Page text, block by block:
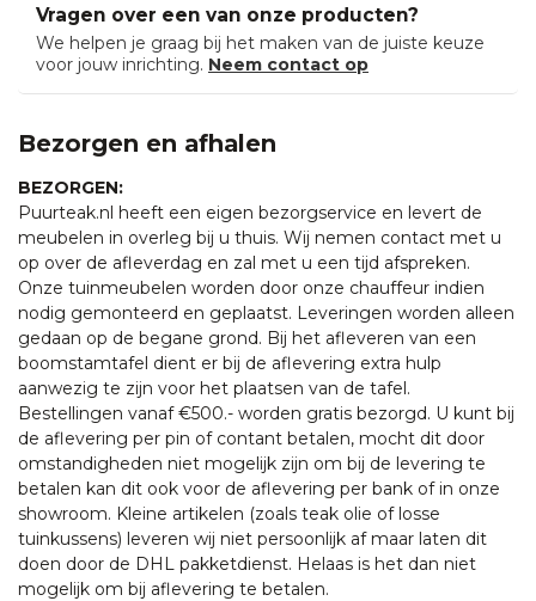
Vragen over een van onze producten?
We helpen je graag bij het maken van de juiste keuze
voor jouw inrichting. Neem contact op
Bezorgen en afhalen
BEZORGEN:
Puurteak.nl heeft een eigen bezorgservice en levert de
meubelen in overleg bij u thuis. Wij nemen contact met u
op over de afleverdag en zal met u een tijd afspreken.
Onze tuinmeubelen worden door onze chauffeur indien
nodig gemonteerd en geplaatst. Leveringen worden alleen
gedaan op de begane grond. Bij het afleveren van een
boomstamtafel dient er bij de aflevering extra hulp
aanwezig te zijn voor het plaatsen van de tafel.
Bestellingen vanaf €500.- worden gratis bezorgd. U kunt bij
de aflevering per pin of contant betalen, mocht dit door
omstandigheden niet mogelijk zijn om bij de levering te
betalen kan dit ook voor de aflevering per bank of in onze
showroom. Kleine artikelen (zoals teak olie of losse
tuinkussens) leveren wij niet persoonlijk af maar laten dit
doen door de DHL pakketdienst. Helaas is het dan niet
mogelijk om bij aflevering te betalen.